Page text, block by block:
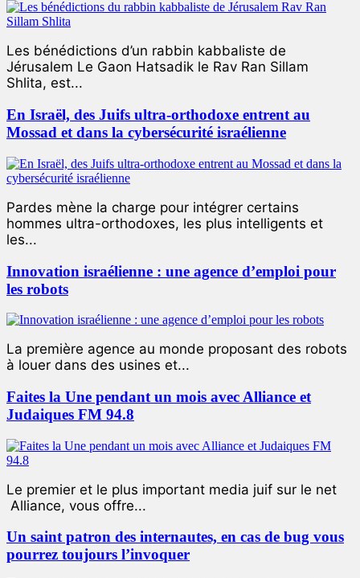
Les bénédictions d’un rabbin kabbaliste de
Jérusalem Le Gaon Hatsadik le Rav Ran Sillam
Shlita, est...
En Israël, des Juifs ultra-orthodoxe entrent au
Mossad et dans la cybersécurité israélienne
Pardes mène la charge pour intégrer certains
hommes ultra-orthodoxes, les plus intelligents et
les...
Innovation israélienne : une agence d’emploi pour
les robots
La première agence au monde proposant des robots
à louer dans des usines et...
Faites la Une pendant un mois avec Alliance et
Judaiques FM 94.8
Le premier et le plus important media juif sur le net
Alliance, vous offre...
Un saint patron des internautes, en cas de bug vous
pourrez toujours l’invoquer